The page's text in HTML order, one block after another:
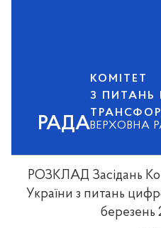
РАДА
КОМІТЕТ
З ПИТАНЬ
ВЕРХОВНА
РОЗКЛАД Засідань
України з питань
березень